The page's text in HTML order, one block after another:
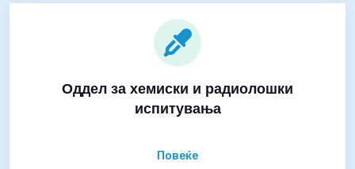
Оддел за хемиски и радиолошки
испитувања
Повеќе